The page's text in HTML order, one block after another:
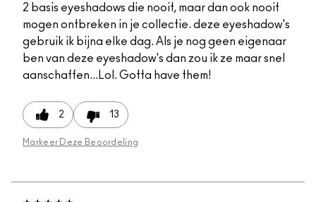
2 basis eyeshadows die nooit, maar dan ook nooit
mogen ontbreken in je collectie. deze eyeshadow's
gebruik ik bijna elke dag. Als je nog geen eigenaar
ben van deze eyeshadow's dan zou ik ze maar snel
aanschaffen...Lol. Gotta have them!
2 13
Markeer Deze Beoordeling